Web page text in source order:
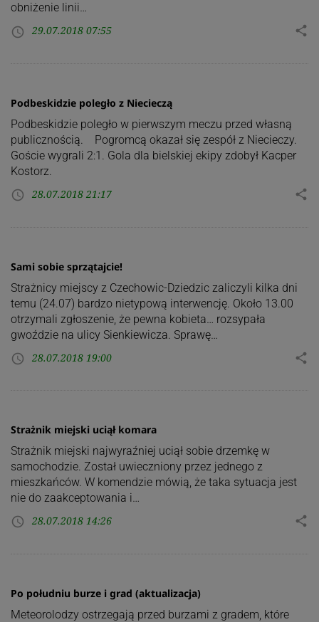
obniżenie linii…
access_time 29.07.2018 07:55 share
Podbeskidzie poległo z Niecieczą
Podbeskidzie poległo w pierwszym meczu przed własną
publicznością. Pogromcą okazał się zespół z Niecieczy.
Goście wygrali 2:1. Gola dla bielskiej ekipy zdobył Kacper
Kostorz.
access_time 28.07.2018 21:17 share
Sami sobie sprzątajcie!
Strażnicy miejscy z Czechowic-Dziedzic zaliczyli kilka dni
temu (24.07) bardzo nietypową interwencję. Około 13.00
otrzymali zgłoszenie, że pewna kobieta… rozsypała
gwoździe na ulicy Sienkiewicza. Sprawę…
access_time 28.07.2018 19:00 share
Strażnik miejski uciął komara
Strażnik miejski najwyraźniej uciął sobie drzemkę w
samochodzie. Został uwieczniony przez jednego z
mieszkańców. W komendzie mówią, że taka sytuacja jest
nie do zaakceptowania i…
access_time 28.07.2018 14:26 share
Po południu burze i grad (aktualizacja)
Meteorolodzy ostrzegają przed burzami z gradem, które